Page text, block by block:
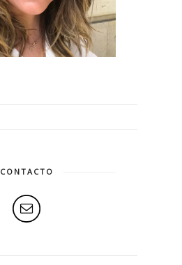
CONTACTO